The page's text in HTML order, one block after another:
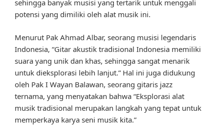
sehingga banyak musisi yang tertarik untuk menggali
potensi yang dimiliki oleh alat musik ini.
Menurut Pak Ahmad Albar, seorang musisi legendaris
Indonesia, “Gitar akustik tradisional Indonesia memiliki
suara yang unik dan khas, sehingga sangat menarik
untuk dieksplorasi lebih lanjut.” Hal ini juga didukung
oleh Pak I Wayan Balawan, seorang gitaris jazz
ternama, yang menyatakan bahwa “Eksplorasi alat
musik tradisional merupakan langkah yang tepat untuk
memperkaya karya seni musik kita.”